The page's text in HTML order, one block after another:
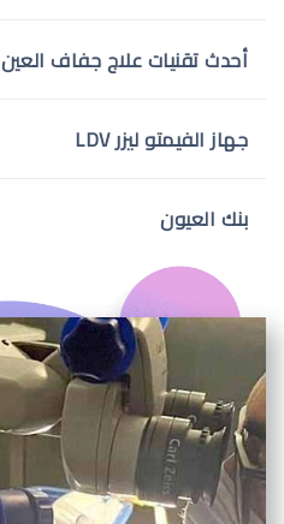
أحدث تقنيات علاج جفاف العين
جهاز الفيمتو ليزر LDV
بنك العيون